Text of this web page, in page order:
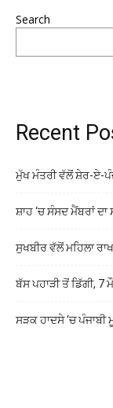
Search
Recent
ਮੁੱਖ ਮੰਤਰੀ ਵੱਲੋਂ ਸ਼ੇਰ-ਏ-
ਸ਼ਾਹ ‘ਚ ਸੰਸਦ ਮੈਂਬਰਾਂ
ਸੁਖਬੀਰ ਵੱਲੋਂ ਮਹਿਲਾ
ਬੱਸ ਪਹਾੜੀ ਤੋਂ ਡਿੱਗੀ, 7
ਸੜਕ ਹਾਦਸੇ ‘ਚ ਪੰਜਾਬੀ